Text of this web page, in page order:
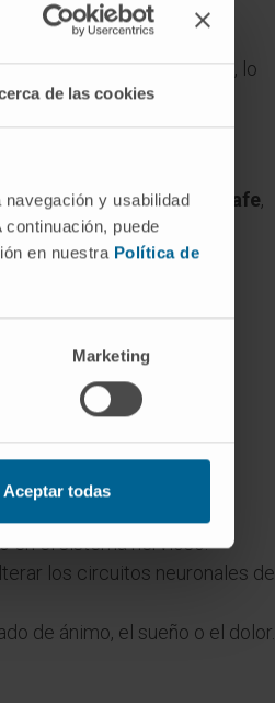
de las cookies
y usabilidad
puede
en nuestra Política de
Marketing
Aceptar todas
del núcleo del rafe, lo
la función delnúcleo del rafe,
en el sistema nervioso.
los circuitos neuronales del
de ánimo, el sueño o el dolor.